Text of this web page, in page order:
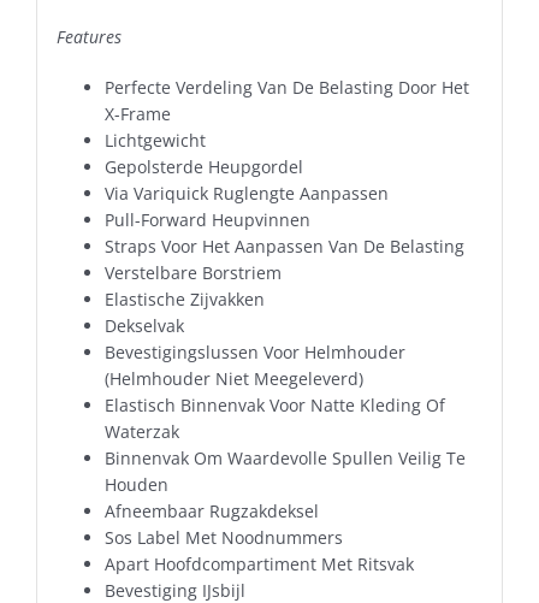
Features
Perfecte Verdeling Van De Belasting Door Het
X-Frame
Lichtgewicht
Gepolsterde Heupgordel
Via Variquick Ruglengte Aanpassen
Pull-Forward Heupvinnen
Straps Voor Het Aanpassen Van De Belasting
Verstelbare Borstriem
Elastische Zijvakken
Dekselvak
Bevestigingslussen Voor Helmhouder
(Helmhouder Niet Meegeleverd)
Elastisch Binnenvak Voor Natte Kleding Of
Waterzak
Binnenvak Om Waardevolle Spullen Veilig Te
Houden
Afneembaar Rugzakdeksel
Sos Label Met Noodnummers
Apart Hoofdcompartiment Met Ritsvak
Bevestiging IJsbijl